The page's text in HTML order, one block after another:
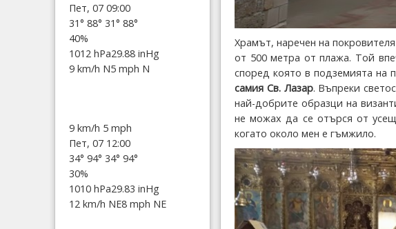
Храмът, наречен на
от 500 метра от плажа. Той
според която в подземията на
самия Св. Лазар. Въпреки
най-добрите образци на
не можах да се отърся от
когато около мен е гъмжило.
Пет, 07 09:00
31° 88° 31° 88°
40%
1012 hPa29.88 inHg
9 km/h N5 mph N
9 km/h 5 mph
Пет, 07 12:00
34° 94° 34° 94°
30%
1010 hPa29.83 inHg
12 km/h NE8 mph NE